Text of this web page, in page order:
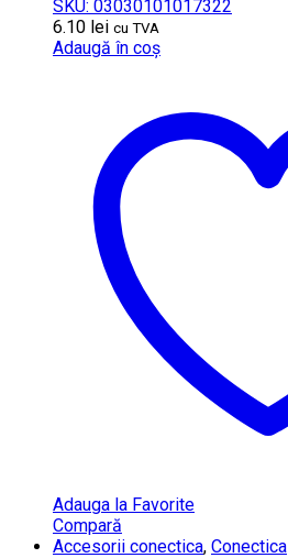
SKU: 03030101017322
6.10 lei cu TVA
Adaugă în coș
Adauga la Favorite
Compară
Accesorii conectica, Conectica